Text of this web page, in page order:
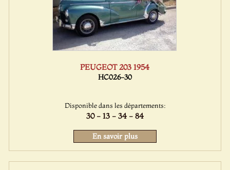
PEUGEOT 203 1954
HC026-30
Disponible dans les départements:
30 - 13 - 34 - 84
En savoir plus